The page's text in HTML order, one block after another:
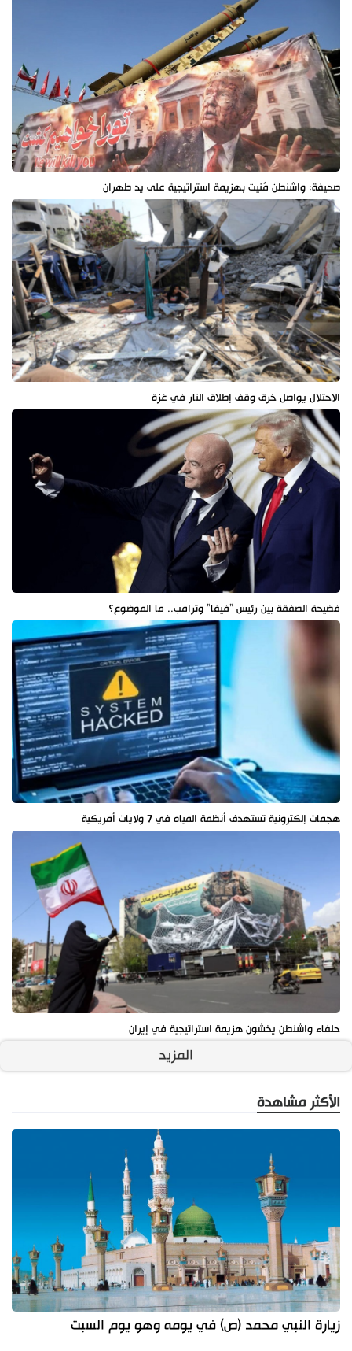
صحيفة: واشنطن مُنيت بهزيمة استراتيجية على يد طهران
الاحتلال يواصل خرق وقف إطلاق النار في غزة
فضيحة الصفقة بين رئيس "فيفا" وترامب.. ما الموضوع؟
هجمات إلكترونية تستهدف أنظمة المياه في 7 ولايات أمريكية
حلفاء واشنطن يخشون هزيمة استراتيجية في إيران
المزيد
الأكثر مشاهدة
زيارة النبي محمد (ص) في يومه وهو يوم السبت